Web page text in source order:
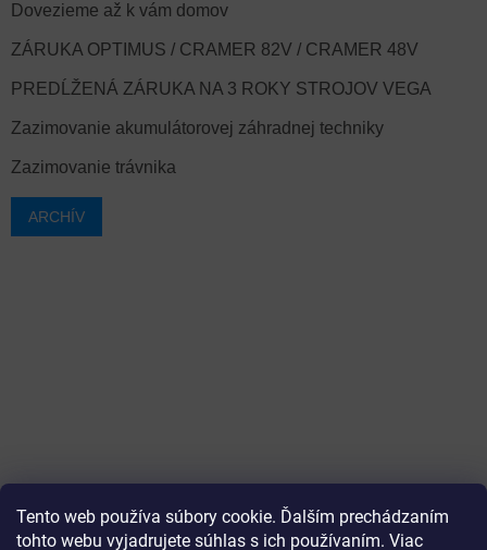
Tento web používa súbory cookie. Ďalším prechádzaním
tohto webu vyjadrujete súhlas s ich používaním. Viac
Dovezieme až k vám domov
ZÁRUKA OPTIMUS / CRAMER 82V / CRAMER 48V
PREDĹŽENÁ ZÁRUKA NA 3 ROKY STROJOV VEGA
Zazimovanie akumulátorovej záhradnej techniky
Zazimovanie trávnika
ARCHÍV